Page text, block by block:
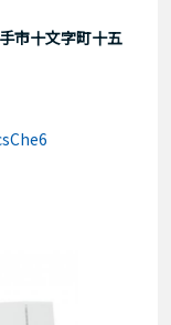
市十文字町十五